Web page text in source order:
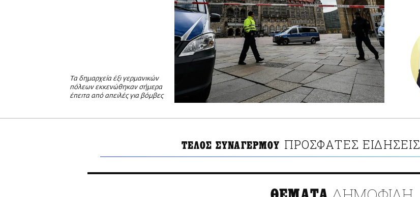
Τα δημαρχεία έξι γερμανικών
πόλεων εκκενώθηκαν σήμερα
έπειτα από απειλές για βόμβες
ΤΕΛΟΣ ΣΥΝΑΓΕΡΜΟΥ ΠΡΟΣΦΑΤΕΣ ΕΙΔΗΣΕΙΣ